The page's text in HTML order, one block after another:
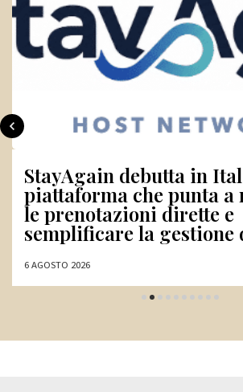
Cybersicurezza, cresce
di professionisti: l’ACN
tecnici, diplomati e
31 LUGLIO 2026